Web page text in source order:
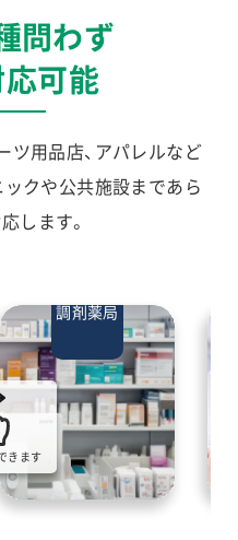
問わず
可能
ツ用品店、アパレルなど
ックや公共施設まであら
します。
調剤薬局
きます